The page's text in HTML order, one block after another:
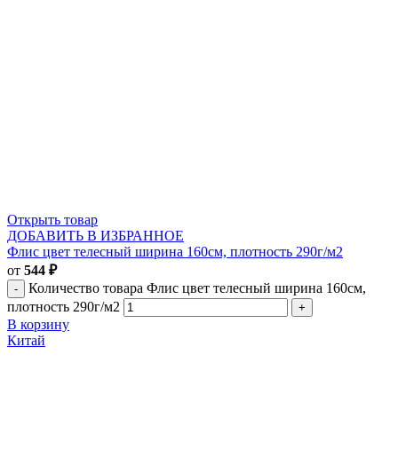
Открыть товар
ДОБАВИТЬ В ИЗБРАННОЕ
Флис цвет телесный ширина 160см, плотность 290г/м2
от 544 ₽
Количество товара Флис цвет телесный ширина 160см,
плотность 290г/м2
В корзину
Китай